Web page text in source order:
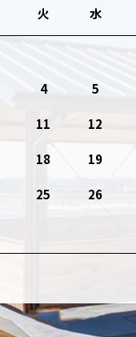
火 水
4 5
11 12
18 19
25 26